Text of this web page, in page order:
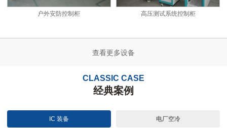
户外安防控制柜 高压测试系统控制柜
查看更多设备
CLASSIC CASE
经典案例
IC 装备 电厂空冷